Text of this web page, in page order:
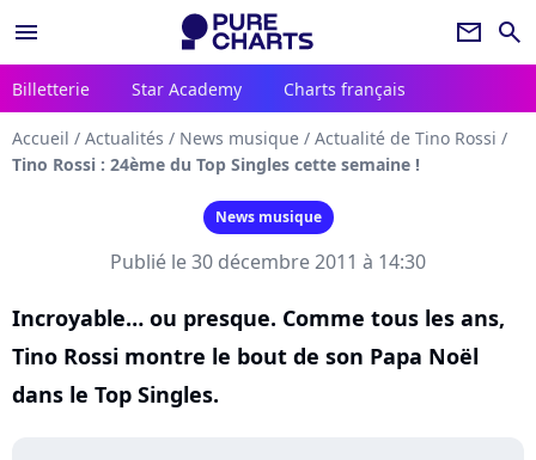
menu newsletter search
Billetterie Star Academy Charts français
Accueil / Actualités / News musique / Actualité de Tino Rossi /
Tino Rossi : 24ème du Top Singles cette semaine !
News musique
Publié le 30 décembre 2011 à 14:30
Incroyable… ou presque. Comme tous les ans,
Tino Rossi montre le bout de son Papa Noël
dans le Top Singles.